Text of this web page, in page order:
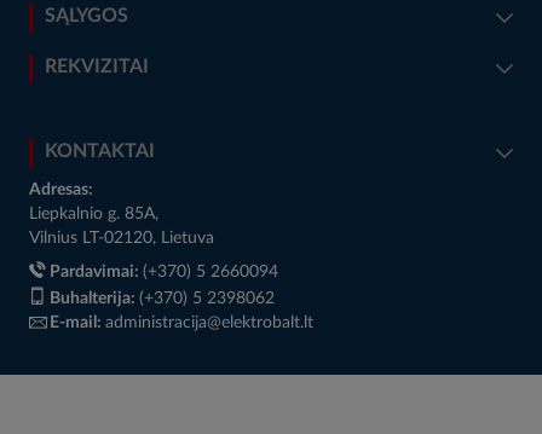
SĄLYGOS
REKVIZITAI
KONTAKTAI
Adresas:
Liepkalnio g. 85A,
Vilnius LT-02120, Lietuva
Pardavimai: (+370) 5 2660094
Buhalterija: (+370) 5 2398062
E-mail: administracija@elektrobalt.lt